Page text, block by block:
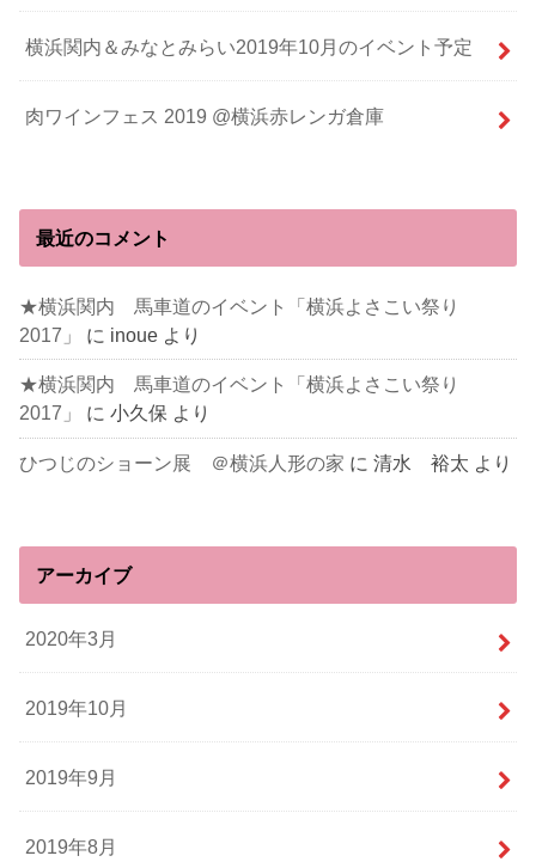
横浜関内＆みなとみらい2019年10月のイベント予定
肉ワインフェス 2019 @横浜赤レンガ倉庫
最近のコメント
★横浜関内 馬車道のイベント「横浜よさこい祭り
2017」
に inoue より
★横浜関内 馬車道のイベント「横浜よさこい祭り
2017」
に小久保 より
ひつじのショーン展 ＠横浜人形の家 に清水 裕太 より
アーカイブ
2020年3月
2019年10月
2019年9月
2019年8月